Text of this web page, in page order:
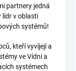
partnery jedná
lídr v oblasti
systémů!
kteří vyvíjejí a
ve Vídni a
systémech